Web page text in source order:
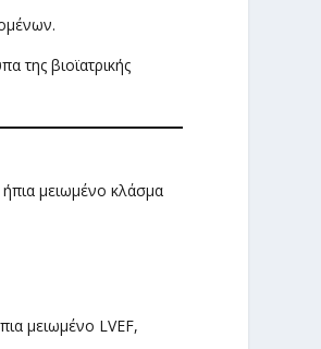
της βιοϊατρικής
μειωμένο κλάσμα
μειωμένο LVEF,